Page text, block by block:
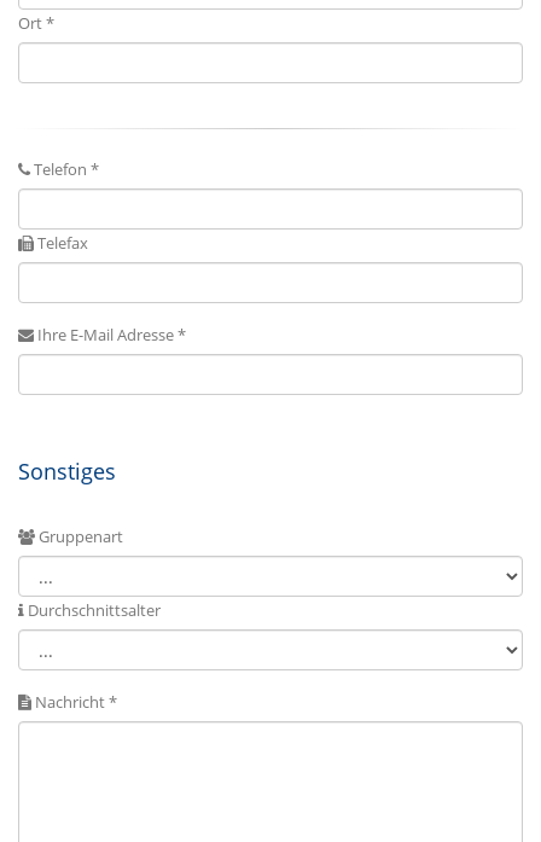
Ort *
Telefon *
Telefax
Ihre E-Mail Adresse *
Sonstiges
Gruppenart
Durchschnittsalter
Nachricht *